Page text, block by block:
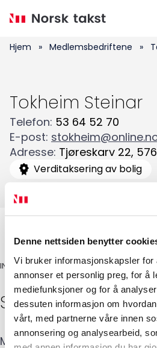
Denne nettsiden benytter
Vi bruker informasjonskapsler for
annonser et personlig preg, for å
mediefunksjoner og for å
dessuten informasjon om
vårt, med partnerne våre innen
annonsering og analysearbeid,
hovedinnhold
Søk
etter:
Medlemskap
Hjem » Medlemsbedriftene »
Tokheim Steinar
Telefon: 53 64 52 70
E-post:
Adresse: Tjøreskarv 22,
Verditaksering av bolig
INGENIØR
Steinar Tokheim
Mobil: 958 71 277E-post: